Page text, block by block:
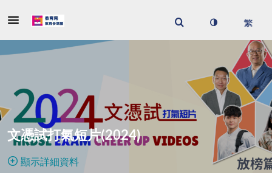
文憑試打氣短片(2024)
顯示詳細資料